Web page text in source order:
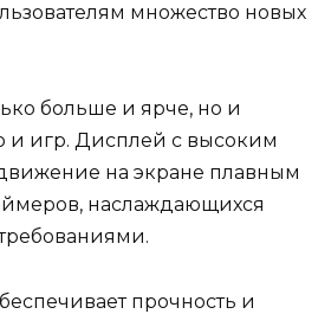
множество новых
больше и ярче, но и
и игр. Дисплей с высоким
на экране плавным
наслаждающихся
прочность и